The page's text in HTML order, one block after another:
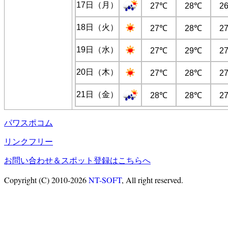
17日（月） 27℃ 28℃
18日（火） 27℃ 28℃
19日（水） 27℃ 29℃
20日（木） 27℃ 28℃
21日（金） 28℃ 28℃
パワスポコム
リンクフリー
お問い合わせ＆スポット登録はこちらへ
Copyright (C) 2010-2026NT-SOFT, All right reserved.